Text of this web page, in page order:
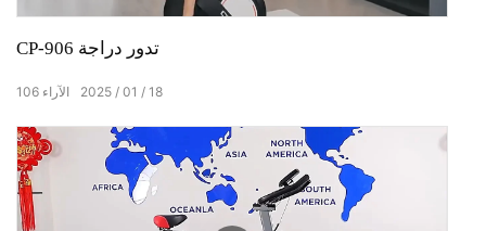
CP-906 تدور دراجة
2025 01 18
106 الآراء